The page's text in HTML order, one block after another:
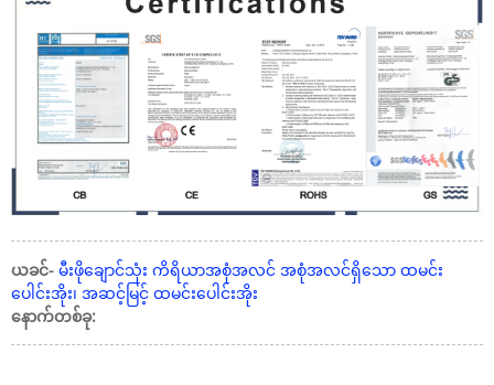
ယခင်- မီးဖိုချောင်သုံး ကိရိယာအစုံအလင် အစုံအလင်ရှိသော ထမင်း
ပေါင်းအိုး၊ အဆင့်မြင့် ထမင်းပေါင်းအိုး
နောက်တစ်ခု: